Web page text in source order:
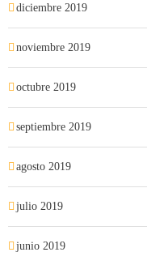
diciembre 2019
noviembre 2019
octubre 2019
septiembre 2019
agosto 2019
julio 2019
junio 2019